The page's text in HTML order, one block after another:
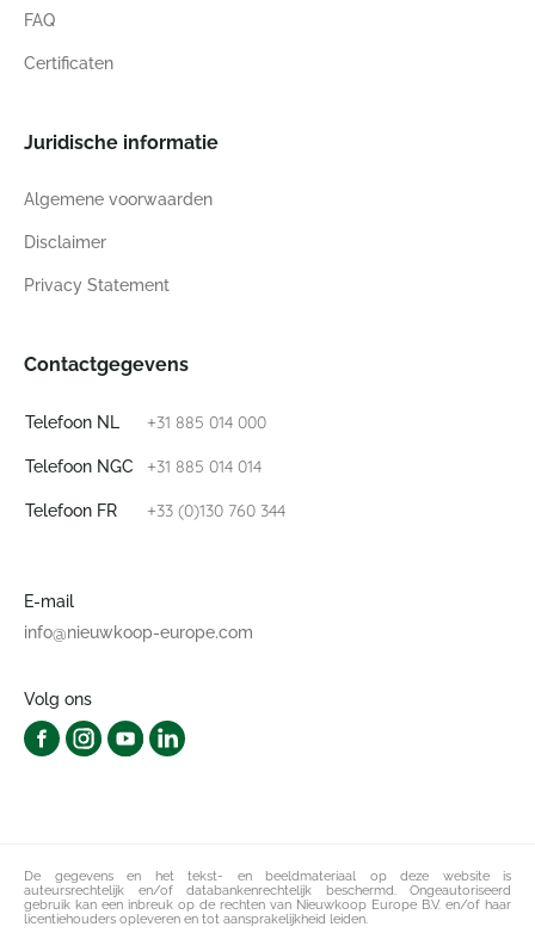
FAQ
Certificaten
Juridische informatie
Algemene voorwaarden
Disclaimer
Privacy Statement
Contactgegevens
Telefoon NL +31 885 014 000
Telefoon NGC +31 885 014 014
Telefoon FR +33 (0)130 760 344
E-mail
info@nieuwkoop-europe.com
Volg ons
De gegevens en het tekst- en beeldmateriaal op deze website is
auteursrechtelijk en/of databankenrechtelijk beschermd. Ongeautoriseerd
gebruik kan een inbreuk op de rechten van Nieuwkoop Europe B.V. en/of haar
licentiehouders opleveren en tot aansprakelijkheid leiden.